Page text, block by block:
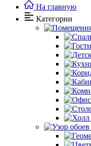
На главную
Категории